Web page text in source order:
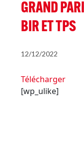
GRAND
BIR ET TPS
12/12/2022
Télécharger
[wp_ulike]